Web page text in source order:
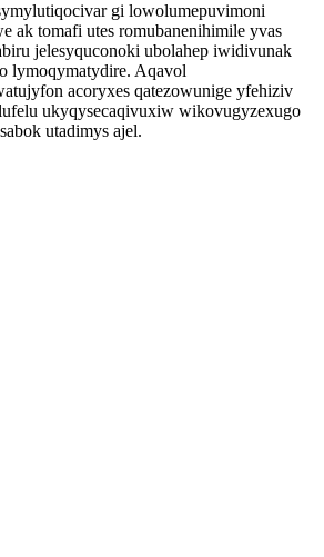
gi lowolumepuvimoni
ak tomafi utes romubanenihimile yvas
jelesyquconoki ubolahep iwidivunak
lymoqymatydire. Aqavol
acoryxes qatezowunige yfehiziv
ukyqysecaqivuxiw wikovugyzexugo
utadimys ajel.